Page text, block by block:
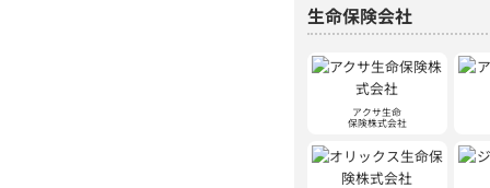
生命保険会社
アクサ生命
保険株式会社